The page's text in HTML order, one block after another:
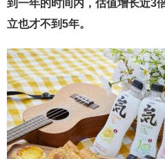
到一年的时间内，估值增长近3
立也才不到5年。